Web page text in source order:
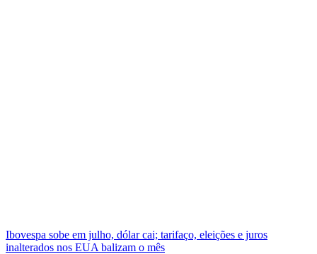
Ibovespa sobe em julho, dólar cai; tarifaço, eleições e juros
inalterados nos EUA balizam o mês